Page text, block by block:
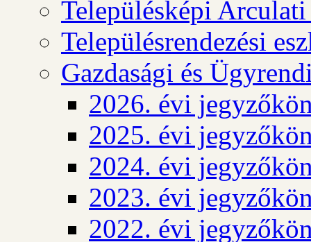
Településképi
Településrendezési
Gazdasági és
2026. évi
2025. évi
2024. évi
2023. évi
2022. évi